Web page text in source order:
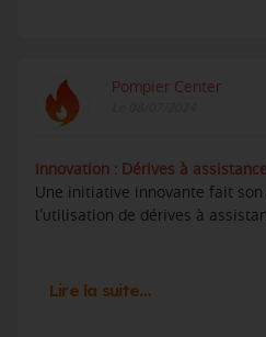
Pompier Center
Innovation : Dérives à
Une initiative innovante fait
l’utilisation de dérives à
Lire la suite…